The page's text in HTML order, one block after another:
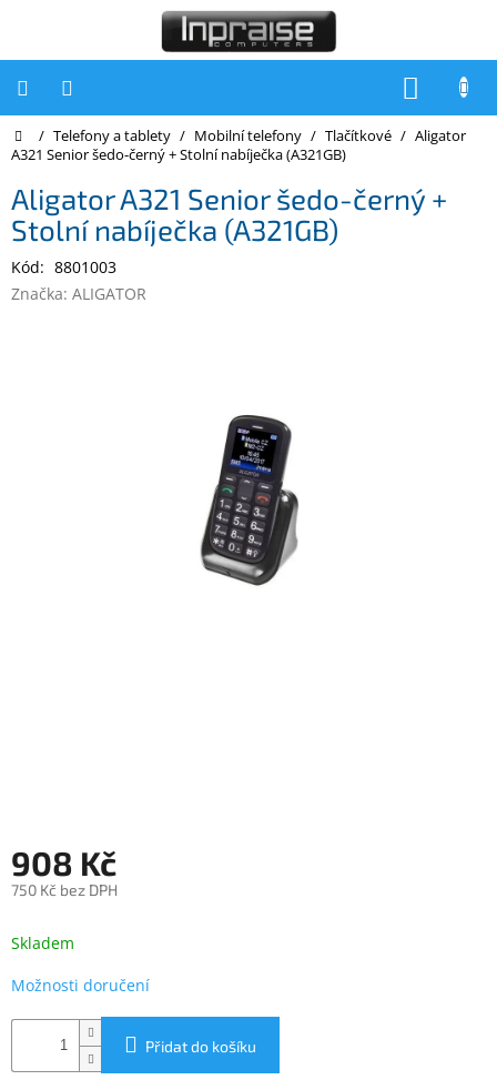
Počítače
Inpraise
Notebooky
Tiskárny
Rozšíření
záruk
a
pojištění
Splátky
Gaming
Domů
/ Telefony a tablety / Mobilní telefony / Tlačítkové / Aligator
A321 Senior šedo-černý + Stolní nabíječka (A321GB)
Aligator A321 Senior šedo-černý +
Stolní nabíječka (A321GB)
Kód: 8801003
Značka: ALIGATOR
908 Kč
750 Kč bez DPH
cena:
Skladem
Možnosti doručení
Přidat do košíku